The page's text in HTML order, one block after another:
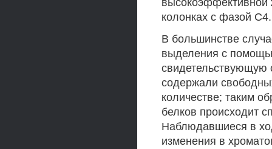
колонках с фазой С4.
В большинстве
выделения с
свидетельствующую
содержали
количестве; таким
белков происходит
Наблюдавшиеся в
изменения в